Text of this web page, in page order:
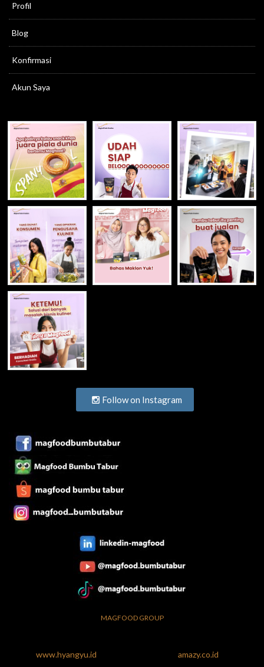
Profil
Blog
Konfirmasi
Akun Saya
Follow on Instagram
MAGFOOD GROUP
www.hyangyu.id amazy.co.id